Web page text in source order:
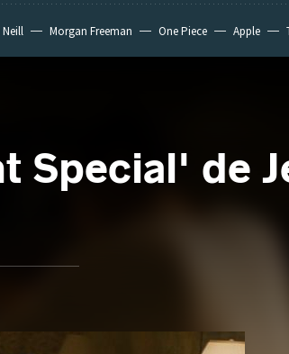
Neill Morgan Freeman One Piece Apple
Special' de